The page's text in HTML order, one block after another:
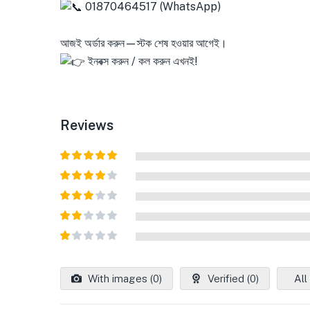
01870464517 (WhatsApp)
আজই অর্ডার করুন—স্টক শেষ হওয়ার আগেই।
ইনবক্স করুন / কল করুন এখনই!
Reviews
Rated5out
Rated 4
Rated3
5
Rated
2out
out
5
With images (0) Verified (0) All